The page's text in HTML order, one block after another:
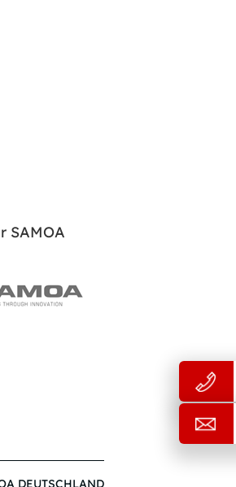
SAMOA
DEUTSCHLAND